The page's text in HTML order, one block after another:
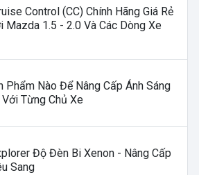
Control (CC) Chính Hãng Giá Rẻ
Mazda 1.5 - 2.0 Và Các Dòng Xe
Phẩm Nào Để Nâng Cấp Ánh Sáng
Với Từng Chủ Xe
Độ Đèn Bi Xenon - Nâng Cấp
Sang